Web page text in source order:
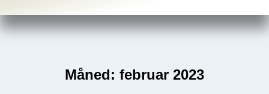
Måned: februar 2023